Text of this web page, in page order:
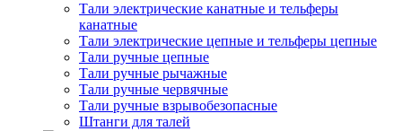
Тали электрические канатные и тельферы
канатные
Тали электрические цепные и тельферы цепные
Тали ручные цепные
Тали ручные рычажные
Тали ручные червячные
Тали ручные взрывобезопасные
Штанги для талей